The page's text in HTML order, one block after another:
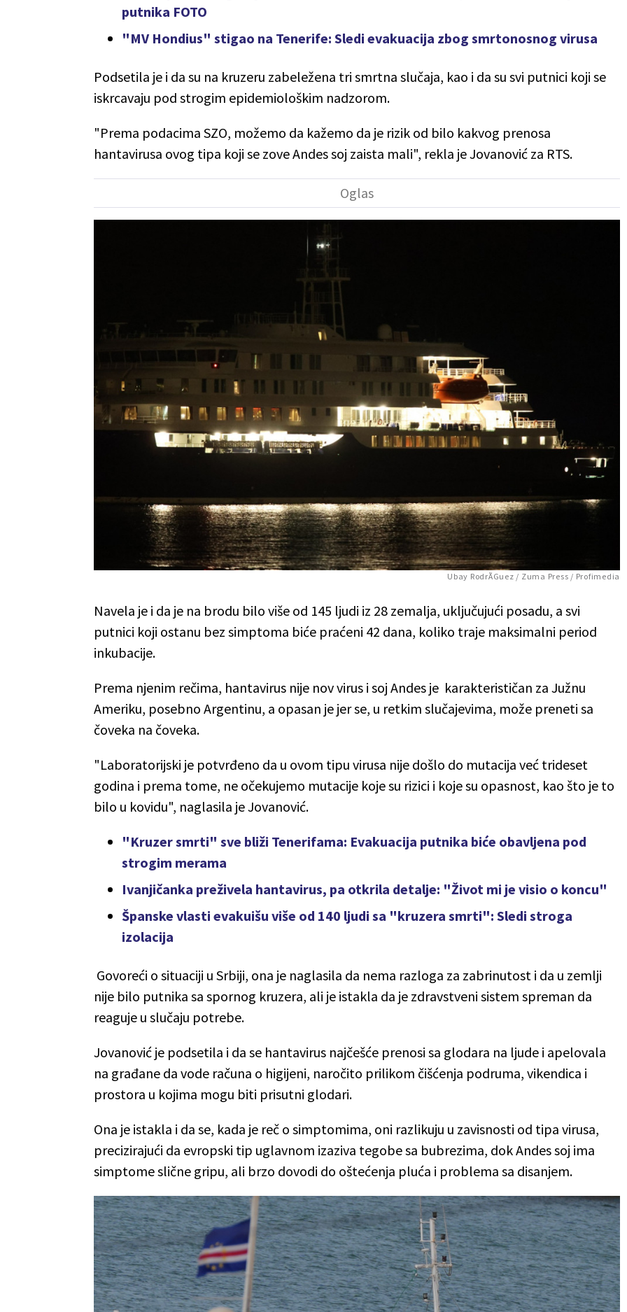
putnika FOTO
"MV Hondius" stigao na Tenerife: Sledi evakuacija zbog smrtonosnog virusa
Podsetila je i da su na kruzeru zabeležena tri smrtna slučaja, kao i da su svi putnici koji se
iskrcavaju pod strogim epidemiološkim nadzorom.
"Prema podacima SZO, možemo da kažemo da je rizik od bilo kakvog prenosa
hantavirusa ovog tipa koji se zove Andes soj zaista mali", rekla je Jovanović za RTS.
Ubay RodrÃ­Guez / Zuma Press / Profimedia
Navela je i da je na brodu bilo više od 145 ljudi iz 28 zemalja, uključujući posadu, a svi
putnici koji ostanu bez simptoma biće praćeni 42 dana, koliko traje maksimalni period
inkubacije.
Prema njenim rečima, hantavirus nije nov virus i soj Andes je karakterističan za Južnu
Ameriku, posebno Argentinu, a opasan je jer se, u retkim slučajevima, može preneti sa
čoveka na čoveka.
"Laboratorijski je potvrđeno da u ovom tipu virusa nije došlo do mutacija već trideset
godina i prema tome, ne očekujemo mutacije koje su rizici i koje su opasnost, kao što je to
bilo u kovidu", naglasila je Jovanović.
"Kruzer smrti" sve bliži Tenerifama: Evakuacija putnika biće obavljena pod
strogim merama
Ivanjičanka preživela hantavirus, pa otkrila detalje: "Život mi je visio o koncu"
Španske vlasti evakuišu više od 140 ljudi sa "kruzera smrti": Sledi stroga
izolacija
Govoreći o situaciji u Srbiji, ona je naglasila da nema razloga za zabrinutost i da u zemlji
nije bilo putnika sa spornog kruzera, ali je istakla da je zdravstveni sistem spreman da
reaguje u slučaju potrebe.
Jovanović je podsetila i da se hantavirus najčešće prenosi sa glodara na ljude i apelovala
na građane da vode računa o higijeni, naročito prilikom čišćenja podruma, vikendica i
prostora u kojima mogu biti prisutni glodari.
Ona je istakla i da se, kada je reč o simptomima, oni razlikuju u zavisnosti od tipa virusa,
precizirajući da evropski tip uglavnom izaziva tegobe sa bubrezima, dok Andes soj ima
simptome slične gripu, ali brzo dovodi do oštećenja pluća i problema sa disanjem.